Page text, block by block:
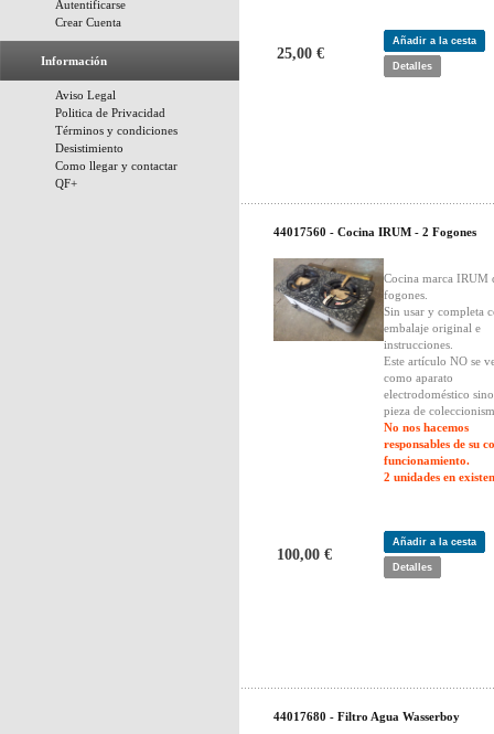
Autentificarse
Crear Cuenta
Información
Aviso Legal
Politica de Privacidad
Términos y condiciones
Desistimiento
Como llegar y contactar
QF+
25,00 €
Añadir a la cesta
Detalles
44017560 - Cocina IRUM - 2 Fogones
Cocina marca IRUM
fogones.
Sin usar y completa
embalaje original e
instrucciones.
Este artículo NO se
como aparato
electrodoméstico
pieza de
No nos hacemos
responsables de su
funcionamiento.
2 unidades en
100,00 €
Añadir a la cesta
Detalles
44017680 - Filtro Agua Wasserboy